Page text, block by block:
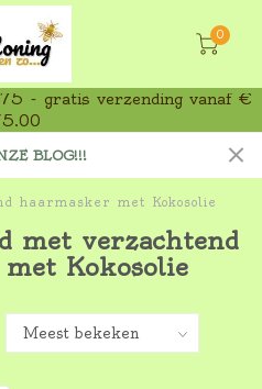
0
- gratis verzending vanaf €
BLOG!!!
haarmasker met Kokosolie
met verzachtend
Kokosolie